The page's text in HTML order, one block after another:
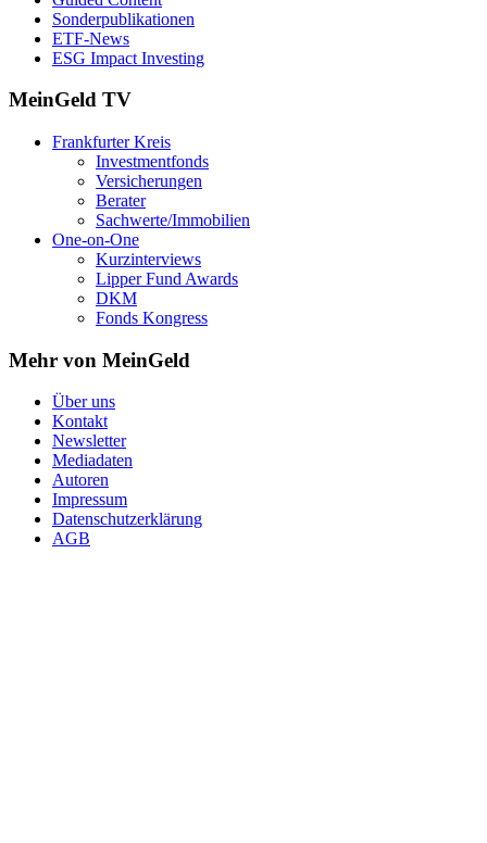
Sonderpublikationen
ETF-News
ESG Impact Investing
MeinGeld TV
Frankfurter Kreis
Investmentfonds
Versicherungen
Berater
Sachwerte/Immobilien
One-on-One
Kurzinterviews
Lipper Fund Awards
DKM
Fonds Kongress
Mehr von MeinGeld
Über uns
Kontakt
Newsletter
Mediadaten
Autoren
Impressum
Datenschutzerklärung
AGB